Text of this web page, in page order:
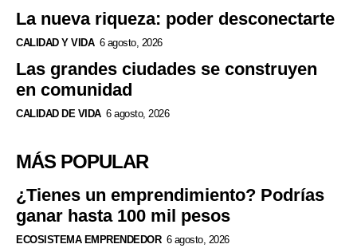
La nueva riqueza: poder desconectarte
CALIDAD Y VIDA 6 agosto, 2026
Las grandes ciudades se construyen
en comunidad
CALIDAD DE VIDA 6 agosto, 2026
MÁS POPULAR
¿Tienes un emprendimiento? Podrías
ganar hasta 100 mil pesos
ECOSISTEMA EMPRENDEDOR 6 agosto, 2026